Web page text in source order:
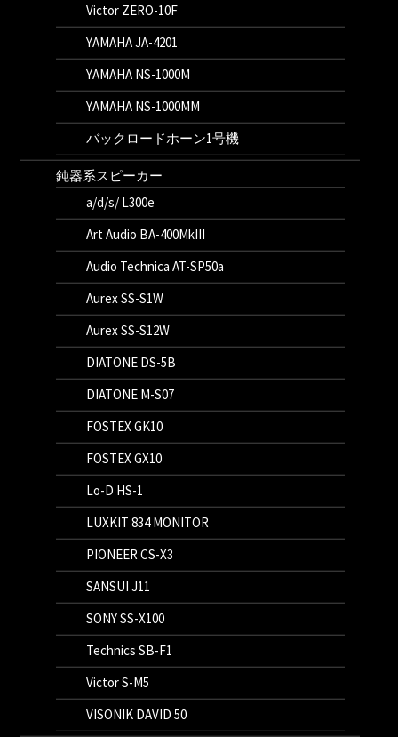
Victor ZERO-10F
YAMAHA JA-4201
YAMAHA NS-1000M
YAMAHA NS-1000MM
バックロードホーン1号機
鈍器系スピーカー
a/d/s/ L300e
Art Audio BA-400MkIII
Audio Technica AT-SP50a
Aurex SS-S1W
Aurex SS-S12W
DIATONE DS-5B
DIATONE M-S07
FOSTEX GK10
FOSTEX GX10
Lo-D HS-1
LUXKIT 834 MONITOR
PIONEER CS-X3
SANSUI J11
SONY SS-X100
Technics SB-F1
Victor S-M5
VISONIK DAVID 50